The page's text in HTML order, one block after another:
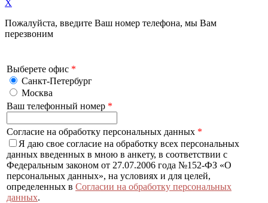
X
Пожалуйста, введите Ваш номер телефона, мы Вам
перезвоним
Выберете офис *
Санкт-Петербург
Москва
Ваш телефонный номер *
Согласие на обработку персональных данных *
Я даю свое согласие на обработку всех персональных
данных введенных в мною в анкету, в соответствии с
Федеральным законом от 27.07.2006 года №152-ФЗ «О
персональных данных», на условиях и для целей,
определенных в Согласии на обработку персональных
данных.